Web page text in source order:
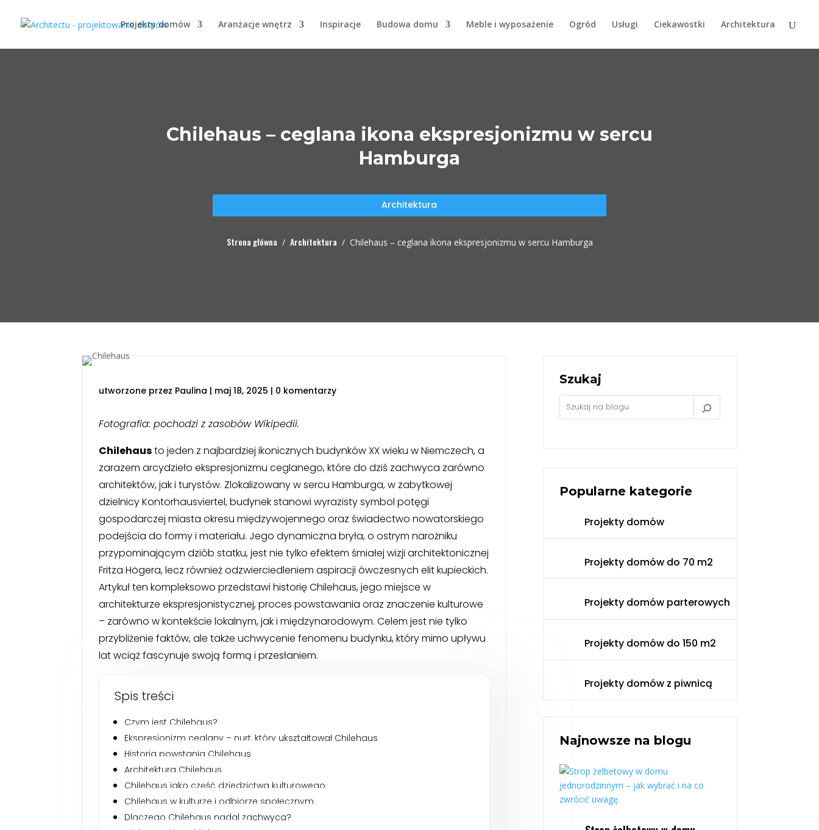
Projekty domów Aranżacje wnętrz Inspiracje Budowa domu Meble i wyposażenie Ogród Usługi Ciekawostki Architektura
Chilehaus – ceglana ikona ekspresjonizmu w sercu
Hamburga
Architektura
Strona główna / Architektura / Chilehaus – ceglana ikona ekspresjonizmu w sercu Hamburga
utworzone przez Paulina | maj 18, 2025 | 0 komentarzy
Fotografia: pochodzi z zasobów Wikipedii.
Chilehausto jeden z najbardziej ikonicznych budynków XX wieku w Niemczech, a
zarazem arcydzieło ekspresjonizmu ceglanego, które do dziś zachwyca zarówno
architektów, jak i turystów. Zlokalizowany w sercu Hamburga, w zabytkowej
dzielnicy Kontorhausviertel, budynek stanowi wyrazisty symbol potęgi
gospodarczej miasta okresu międzywojennego oraz świadectwo nowatorskiego
podejścia do formy i materiału. Jego dynamiczna bryła, o ostrym narożniku
przypominającym dziób statku, jest nie tylko efektem śmiałej wizji architektonicznej
Fritza Högera, lecz również odzwierciedleniem aspiracji ówczesnych elit kupieckich.
Artykuł ten kompleksowo przedstawi historię Chilehaus, jego miejsce w
architekturze ekspresjonistycznej, proces powstawania oraz znaczenie kulturowe
– zarówno w kontekście lokalnym, jak i międzynarodowym. Celem jest nie tylko
przybliżenie faktów, ale także uchwycenie fenomenu budynku, który mimo upływu
lat wciąż fascynuje swoją formą i przesłaniem.
Spis treści
Czym jest Chilehaus?
Ekspresjonizm ceglany – nurt, który ukształtował Chilehaus
Historia powstania Chilehaus
Architektura Chilehaus
Chilehaus jako część dziedzictwa kulturowego
Chilehaus w kulturze i odbiorze społecznym
Dlaczego Chilehaus nadal zachwyca?
Szukaj
Popularne kategorie
Projekty domów
Projekty domów do 70 m2
Projekty domów parterowych
Projekty domów do 150 m2
Projekty domów z piwnicą
Najnowsze na blogu